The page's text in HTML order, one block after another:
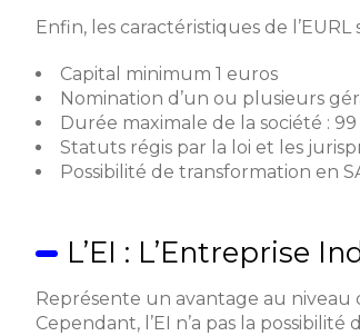
Enfin, les caractéristiques de
Capital minimum 1 euros
Nomination d’un ou plusieurs
Durée maximale de la société :
Statuts régis par la loi et les
Possibilité de transformation en
L’EI : L’Entreprise
Représente un avantage au niveau
Cependant, l’EI n’a pas la